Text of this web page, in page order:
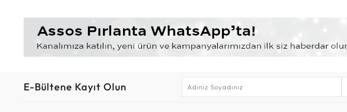
E-Bültene Kayıt Olun